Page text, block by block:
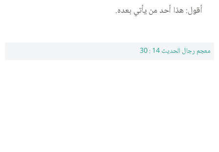
أقول: هذا أحد من يأتي بعده.
معجم رجال الحديث 14 : 30